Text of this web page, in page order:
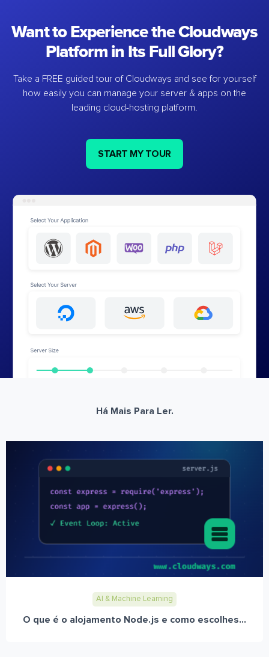
Want to Experience the Cloudways
Platform in Its Full Glory?
Take a FREE guided tour of Cloudways and see for yourself
how easily you can manage your server & apps on the
leading cloud-hosting platform.
START MY TOUR
Há Mais Para Ler.
AI & Machine Learning
O que é o alojamento Node.js e como escolhes...